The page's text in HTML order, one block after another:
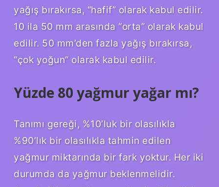
yağış bırakırsa, “hafif” olarak kabul edilir.
10 ila 50 mm arasında “orta” olarak kabul
edilir. 50 mm’den fazla yağış bırakırsa,
“çok yoğun” olarak kabul edilir.
Yüzde 80 yağmur yağar mı?
Tanımı gereği, %10’luk bir olasılıkla
%90’lık bir olasılıkla tahmin edilen
yağmur miktarında bir fark yoktur. Her iki
durumda da yağmur beklenmelidir.